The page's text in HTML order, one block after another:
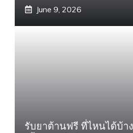
June 9, 2026
รับยาต้านฟรี ที่ไหนได้บ้า